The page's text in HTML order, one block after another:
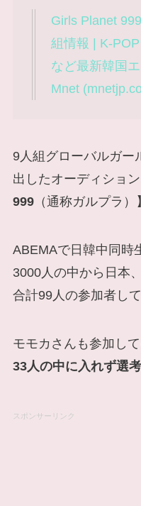
Girls Planet
組情報 | K-
など最新韓国
Mnet
9人組グローバルガー
出したオーディショ
999（通称ガルプラ）
ABEMAで日韓中同時
3000人の中から日本
合計99人の参加者して
モモカさんも参加して
33人の中に入れず選
スポンサーリンク